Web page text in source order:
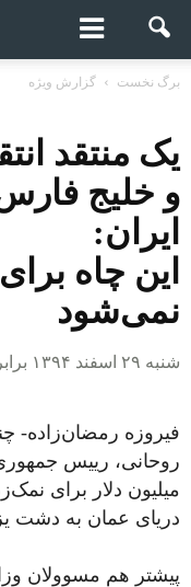
برگ نخست گزارش ویژه
یک منتقد
و خلیج
ایران:
این چاه
نمی‌شود
شنبه ۲۹ اسفند ۱۳۹۴ برابر با ۱۹ مارس ۲۰۱۶
فیروزه رمضان‌زاده-
میلیون دلار برای
دریای عمان به دشت
پیشتر هم مسوولان